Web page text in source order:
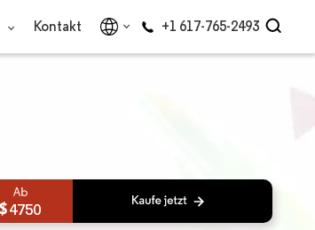
Kontakt +1 617-765-2493
4750